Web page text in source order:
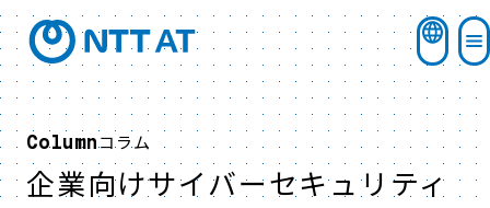
Columnコラム
企業向けサイバーセキュリティ